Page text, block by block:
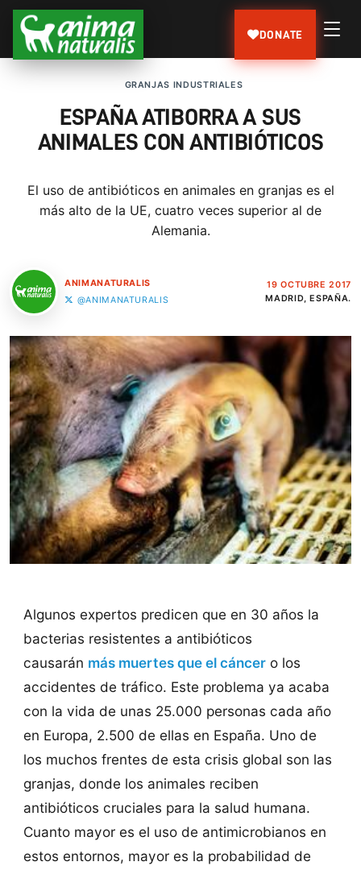
DONATE
GRANJAS INDUSTRIALES
ESPAÑA ATIBORRA A SUS
ANIMALES CON ANTIBIÓTICOS
El uso de antibióticos en animales en granjas es el
más alto de la UE, cuatro veces superior al de
Alemania.
ANIMANATURALIS
@ANIMANATURALIS
19 OCTUBRE 2017
MADRID, ESPAÑA.
Algunos expertos predicen que en 30 años la
bacterias resistentes a antibióticos
causarán más muertes que el cáncero los
accidentes de tráfico. Este problema ya acaba
con la vida de unas 25.000 personas cada año
en Europa, 2.500 de ellas en España. Uno de
los muchos frentes de esta crisis global son las
granjas, donde los animales reciben
antibióticos cruciales para la salud humana.
Cuanto mayor es el uso de antimicrobianos en
estos entornos, mayor es la probabilidad de